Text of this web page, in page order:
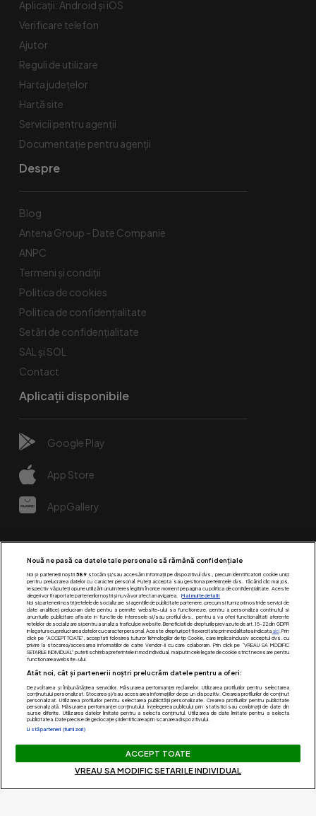
Aplicații: Android și iOS
Verificare telefon
Ajutor
Reguli de utilizare
Harta județelor
Hartă site
Servicii pentru agenții
Documentație pentru agenții
Despre
Blog
Antena Group - Date Companie
ANPC
Termeni și condiții
Politica de cookies
Politica de confidențialitate
Setări de confidențialitate
SAL și SOL
Contact
Aplicații disponibile
Google Play
App Store
AppGallery
Urmărește-ne pe:
Acest site este creat si administrat de Digital Antena Group.
Toate drepturile rezervate.
Nouă ne pasă ca datele tale personale să rămână confidențiale
Noi și partenerii noștri 589stocăm și/sau accesăm informații pe dispozitivul dvs., precum identificatorii cookie unici
pentru prelucrarea datelor cu caracter personal. Puteți accepta sau gestiona preferințele dvs. făcând clic mai jos,
respectiv vă puteți opune utilizării unui interes legitim în orice moment pe pagina cu politica de confidențialitate. Aceste
alegeri vor fi raportate partenerilor noștri și nu vă vor afecta navigarea.
Mai multe detalii
Noi si partenerii nostri (retelele de socializare si agentiile de publicitate partenere, precum si furnizorii nostri de servicii de
date analitice) prelucram date pentru a permite website-ului sa functioneze, pentru a personaliza continutul si
anunturile publicitare afisate in functie de interesele si/sau profilul dvs., pentru a va oferi functionalitati aferente
retelelor de socializare si pentru a analiza traficul pe website. Beneficiati de drepturile prevazute de art. 15-22 din GDPR
in legatura cu prelucrarea datelor cu caracter personal. Aceste drepturi pot fi exercitate prin modalitatea indicataaici. Prin
click pe “ACCEPT TOATE”, acceptati folosirea tuturor Tehnologiilor de tip Cookie, care implica inclusiv acceptul dvs. cu
privire la stocarea/accesarea informatiilor de catre Vendor-ii cu care colaboram. Prin click pe “VREAU SA MODIFIC
SETARILE INDIVIDUAL” puteti schimba preferintele in mod individual, mai putin cele legate de cookie strict necesare pentru
functionarea website-ului.
Atât noi, cât și partenerii noștri prelucrăm datele pentru a oferi:
Dezvoltarea și îmbunătățirea serviciilor. Măsurarea performanței reclamelor. Utilizarea profilurilor pentru selectarea
conținutului personalizat. Stocarea și/sau accesarea informațiilor de pe un dispozitiv. Crearea profilurilor de conținut
personalizat. Utilizarea profilurilor pentru selectarea publicității personalizate. Crearea profilurilor pentru publicitate
personalizată. Măsurarea performanței conținutului. Înțelegerea publicului prin statistici sau combinații de date din
surse diferite. Utilizarea datelor limitate pentru a selecta conținutul. Utilizarea de date limitate pentru a selecta
publicitatea. Date precise de geolocație și identificarea prin scanarea dispozitivului.
Listă parteneri (furnizori)
ACCEPT TOATE
VREAU SA MODIFIC SETARILE INDIVIDUAL